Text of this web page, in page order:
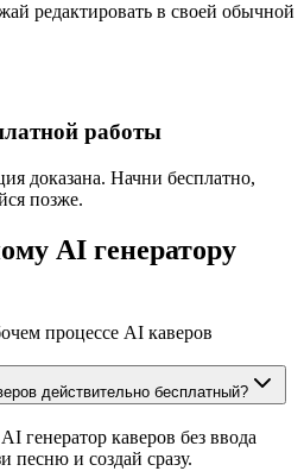
редактировать в своей обычной
работы
доказана. Начни бесплатно,
позже.
AI генератору
процессе AI каверов
действительно бесплатный?
генератор каверов без ввода
песню и создай сразу.